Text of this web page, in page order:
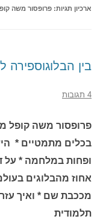
ארכיון תגיות: פרופסור משה
בין הבלוגוספירה
4 תגובות
פרופסור משה קופל
בכלים מתמטיים *
אחוז מהבלוגים
מככבת שם * ואיך
תלמודית